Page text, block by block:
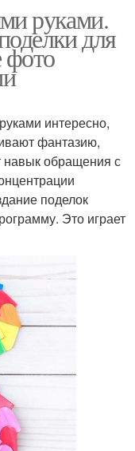
руками.
для
фото
интересно,
фантазию,
навык обращения с
поделок
Это играет